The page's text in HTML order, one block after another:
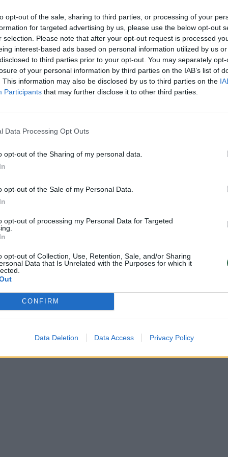
opt-out of the sale, sharing to third parties, or processing of your
for targeted advertising by us, please use the below opt-out
selection. Please note that after your opt-out request is processed
interest-based ads based on personal information utilized by us
to third parties prior to your opt-out. You may separately
of your personal information by third parties on the IAB’s list of
This information may also be disclosed by us to third parties on the
Participants that may further disclose it to other third parties.
Data Processing Opt Outs
opt-out of the Sharing of my personal data.
opt-out of the Sale of my Personal Data.
opt-out of processing my Personal Data for Targeted
opt-out of Collection, Use, Retention, Sale, and/or Sharing
Data that Is Unrelated with the Purposes for which it
CONFIRM
Data Deletion Data Access Privacy Policy
apie įtampą Ukrainoje:
vis gilyn į savo melo
Lietuvos diena
Ekspertų rekomendacijos
kubilą: svarbu atkreipti
gamintojus
Žinios Gyvenimo būdas
žmonės pikti –
nebuvo
Žinios
norint nugalėti antrame
diena
kandidatų į prezidentus
Žinios | Lietuvos diena
pasakė, ką reikia keisti
sistemoje
diena
Taip atrodo jachta, kurioje
Laidos | Šiandien kimba